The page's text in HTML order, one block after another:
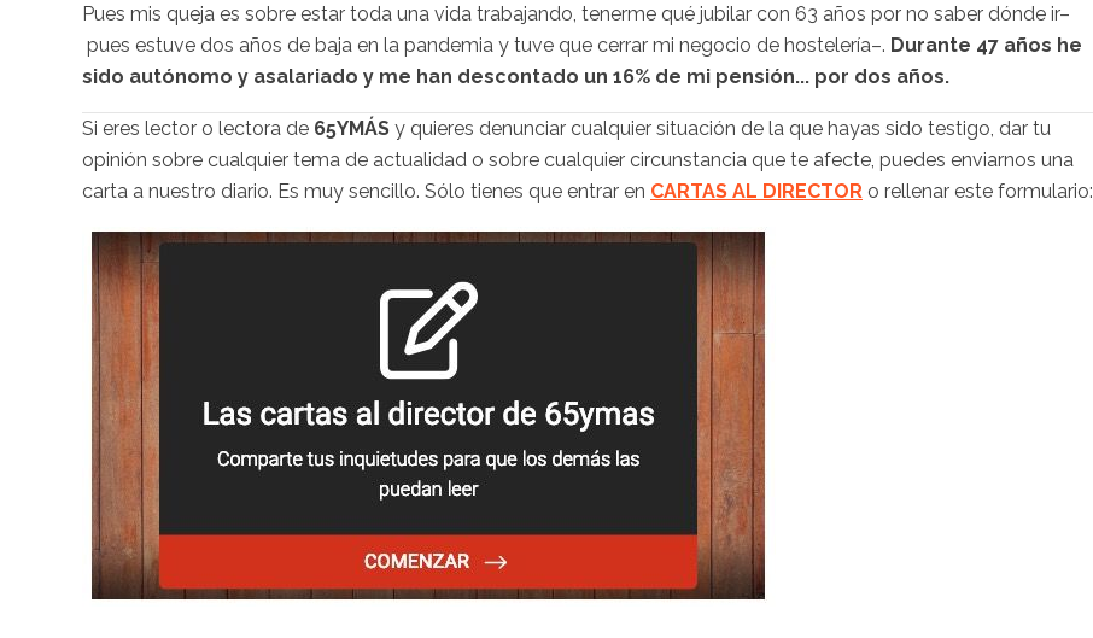
Pues mis queja es sobre estar toda una vida trabajando, tenerme qué jubilar con 63 años por no saber dónde ir–
pues estuve dos años de baja en la pandemia y tuve que cerrar mi negocio de hostelería–. Durante 47 años he
sido autónomo y asalariado y me han descontado un 16% de mi pensión... por dos años.
Si eres lector o lectora de 65YMÁS y quieres denunciar cualquier situación de la que hayas sido testigo, dar tu
opinión sobre cualquier tema de actualidad o sobre cualquier circunstancia que te afecte, puedes enviarnos una
carta a nuestro diario. Es muy sencillo. Sólo tienes que entrar en CARTAS AL DIRECTOR o rellenar este formulario: